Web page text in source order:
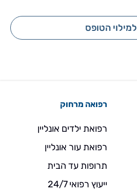
למילוי הטופס
רפואה מרחוק
רפואת ילדים אונליין
רפואת עור אונליין
תרופות עד הבית
ייעוץ רפואי 24/7